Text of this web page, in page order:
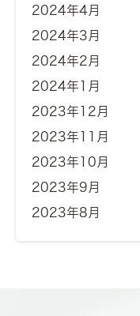
2024年4月
2024年3月
2024年2月
2024年1月
2023年12月
2023年11月
2023年10月
2023年9月
2023年8月